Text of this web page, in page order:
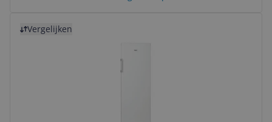
Vergelijken